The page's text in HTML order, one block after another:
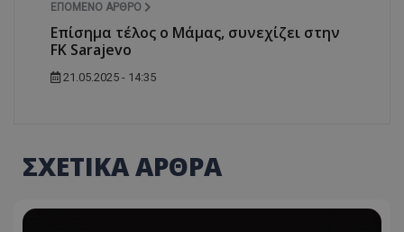
ΕΠΌΜΕΝΟ ΆΡΘΡΟ
Επίσημα τέλος ο Μάμας, συνεχίζει στην
FK Sarajevo
21.05.2025 - 14:35
ΣΧΕΤΙΚΑ ΑΡΘΡΑ